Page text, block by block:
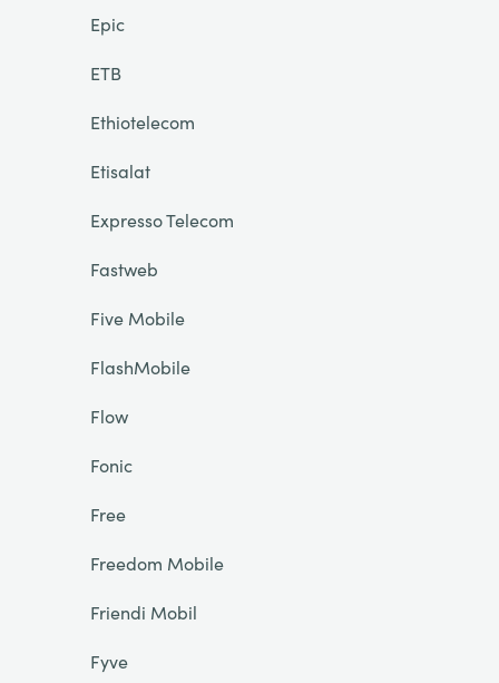
Epic
ETB
Ethiotelecom
Etisalat
Expresso Telecom
Fastweb
Five Mobile
FlashMobile
Flow
Fonic
Free
Freedom Mobile
Friendi Mobil
Fyve